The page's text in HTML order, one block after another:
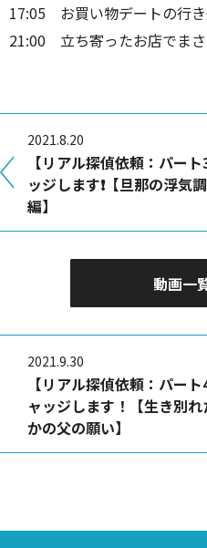
17:05 お買い物デートの行
21:00 立ち寄ったお店でま
2021.8.20
【リアル探偵依頼：パー
ッジします❗️【旦那の浮気
編】
動画一
2021.9.30
【リアル探偵依頼：パー
ャッジします！【生き別
かの父の願い】